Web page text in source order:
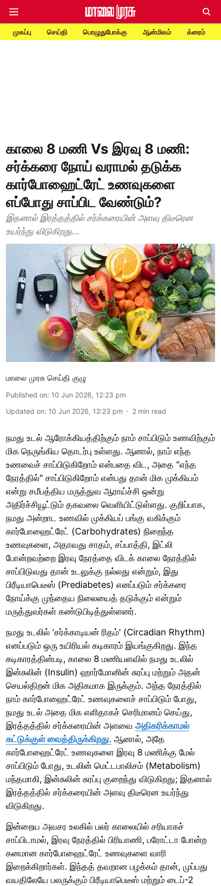
முகப்பு செய்தி பொழுதுபோக்கு ஆன்மிகம் க்ரைம்
காலை 8 மணி Vs இரவு 8 மணி:
சர்க்கரை நோய் வராமல் தடுக்க
கார்போஹைட்ரேட் உணவுகளை
எப்போது சாப்பிட வேண்டும்?
இதனால் இரத்தத்தில் சர்க்கரையின் அளவு திடீரென
உயர்ந்து விடுகிறது...
மாலை முரசு செய்தி குழு
Published on: 10 Jun 2026, 12:23 pm
Updated on: 10 Jun 2026, 12:23 pm 2 min read
நமது உடல் ஆரோக்கியத்திற்கும் நாம் சாப்பிடும் உணவிற்கும்
மிக நெருங்கிய தொடர்பு உள்ளது. ஆனால், நாம் எந்த
உணவைச் சாப்பிடுகிறோம் என்பதை விட, அதை "எந்த
நேரத்தில்" சாப்பிடுகிறோம் என்பது தான் மிக முக்கியம்
என்று சமீபத்திய மருத்துவ ஆராய்ச்சி ஒன்று
அதிர்ச்சியூட்டும் தகவலை வெளியிட்டுள்ளது. குறிப்பாக,
நமது அன்றாட உணவில் முக்கியப் பங்கு வகிக்கும்
கார்போஹைட்ரேட் (Carbohydrates) நிறைந்த
உணவுகளை, அதாவது சாதம், சப்பாத்தி, இட்லி
போன்றவற்றை இரவு நேரத்தை விடக் காலை நேரத்தில்
சாப்பிடுவது தான் உடலுக்கு நல்லது என்றும், இது
பிரீடியாபெடீஸ் (Prediabetes) எனப்படும் சர்க்கரை
நோய்க்கு முந்தைய நிலையைத் தடுக்கும் என்றும்
மருத்துவர்கள் கண்டுபிடித்துள்ளனர்.
நமது உடலில் 'சர்க்காடியன் ரிதம்' (Circadian Rhythm)
எனப்படும் ஒரு உயிரியல் கடிகாரம் இயங்குகிறது. இந்த
கடிகாரத்தின்படி, காலை 8 மணியளவில் நமது உடலில்
இன்சுலின் (Insulin) ஹார்மோனின் சுரப்பு மற்றும் அதன்
செயல்திறன் மிக அதிகமாக இருக்கும். அந்த நேரத்தில்
நாம் கார்போஹைட்ரேட் உணவுகளைச் சாப்பிடும் போது,
நமது உடல் அதை மிக எளிதாகச் செரிமானம் செய்து,
இரத்தத்தில் சர்க்கரையின் அளவை அதிகரிக்காமல்
கட்டுக்குள் வைத்திருக்கிறது. ஆனால், அதே
கார்போஹைட்ரேட் உணவுகளை இரவு 8 மணிக்கு மேல்
சாப்பிடும் போது, உடலின் மெட்டபாலிசம் (Metabolism)
மந்தமாகி, இன்சுலின் சுரப்பு குறைந்து விடுகிறது; இதனால்
இரத்தத்தில் சர்க்கரையின் அளவு திடீரென உயர்ந்து
விடுகிறது.
இன்றைய அவசர உலகில் பலர் காலையில் சரியாகச்
சாப்பிடாமல், இரவு நேரத்தில் பிரியாணி, பரோட்டா போன்ற
கனமான கார்போஹைட்ரேட் உணவுகளை வாரி
இறைக்கிறார்கள். இந்தத் தவறான பழக்கம் தான், முப்பது
வயதிலேயே பலருக்கும் பிரீடியாபெடீஸ் மற்றும் டைப்-2